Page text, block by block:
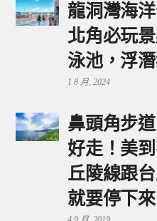
龍洞灣海
北角必玩
泳池，浮
1 8 月, 2024
鼻頭角步
好走！美
丘陵線跟
就要停下